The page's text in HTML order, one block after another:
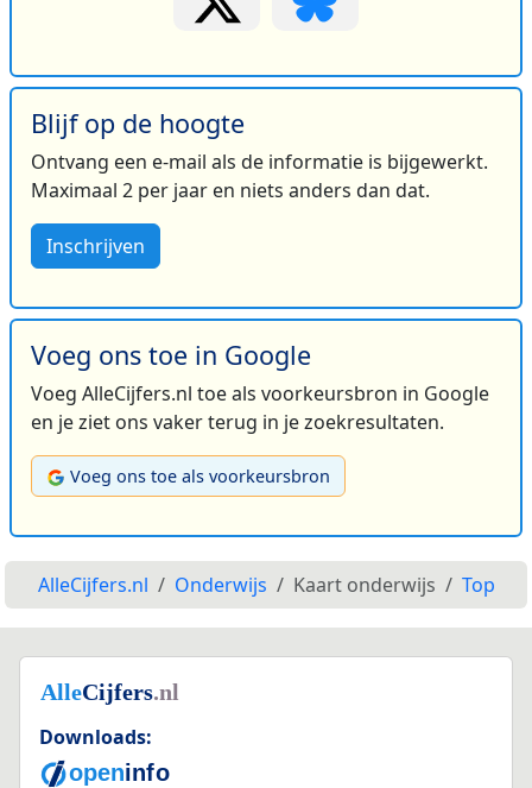
Blijf op de hoogte
Ontvang een e-mail als de informatie is bijgewerkt.
Maximaal 2 per jaar en niets anders dan dat.
Inschrijven
Voeg ons toe in Google
Voeg AlleCijfers.nl toe als voorkeursbron in Google
en je ziet ons vaker terug in je zoekresultaten.
Voeg ons toe als voorkeursbron
AlleCijfers.nl Onderwijs Kaart onderwijs Top
Downloads: